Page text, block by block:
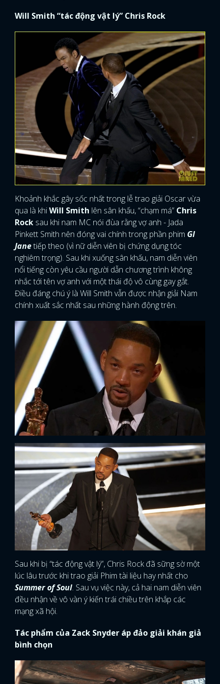
Will Smith “tác động vật lý” Chris Rock
Khoảnh khắc gây sốc nhất trong lễ trao giải Oscar vừa
qua là khiWill Smith lên sân khấu, “chạm má” Chris
Rock sau khi nam MC nói đùa rằng vợ anh - Jada
Pinkett Smith nên đóng vai chính trong phần phim GI
Janetiếp theo (vì nữ diễn viên bị chứng dụng tóc
nghiêm trọng). Sau khi xuống sân khấu, nam diễn viên
nổi tiếng còn yêu cầu người dẫn chương trình không
nhắc tới tên vợ anh với một thái độ vô cùng gay gắt.
Điều đáng chú ý là Will Smith vẫn được nhận giải Nam
chính xuất sắc nhất sau những hành động trên.
Sau khi bị “tác động vật lý”, Chris Rock đã sững sờ một
lúc lâu trước khi trao giải Phim tài liệu hay nhất cho
Summer of Soul. Sau vụ việc này, cả hai nam diễn viên
đều nhận về vô vàn ý kiến trái chiều trên khắp các
mạng xã hội.
Tác phẩm của Zack Snyder áp đảo giải khán giả
bình chọn